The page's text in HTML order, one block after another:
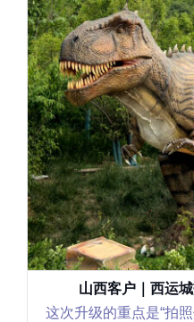
山西客户｜西运
这次升级的重点是“拍